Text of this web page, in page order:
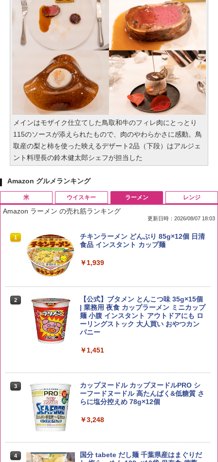
メインはモザイク仕立てした鳥取和牛のフィレ肉にとっとり
115のソースが添えられたもので、肉のやわらかさに感動。鳥
取産の梨と柿を使った映えるデザート2品（下段）はアルジェ
ント料理長の鈴木健太郎シェフが担当した
Amazon グルメランキング
米
1 by Amazon 国産ブレンド米 精米 5kg
2
野沢農産 無洗米 青い流るる コシヒカリ
5kg 長野県産 令和7年産
￥3,980
3
【在庫処分価格】ももたろう印 無洗米 5
kg 業務用 お米マイスターブレンド
￥2,680
4
by Amazon あきたこまちブレンド 無洗
米 5kg
ウイスキー
1
ブラックニッカ ニッカ Nikka ウィスキ
ー4000ml ブラックニッカクリア ウヰス
お得 4リットル
角瓶 2700ml サントリー ウイスキー ハ
イボール 大容量
3
角ハイボール 350ml×24本 サントリー ウ
イスキー ハイボール 缶
4
トリスウイスキー 4000ml サントリー 大
容量 4リットル
ラーメン
Amazon ラーメン の売れ筋ランキング
更新日時：2026/08/07 18:03
1
チキンラーメン どんぶり 85g×12個 日清
食品 インスタント カップ麺
￥1,939
2
【公式】ブタメン とんこつ味 35g×15個
| 業務用 夜食 カップラーメン ミニカップ
麺 小腹 インスタント アウトドアにも ロ
ーリングストック 大人買い おやつカン
パニー
￥1,451
3
カップヌードル カップヌードルPRO シ
ーフードヌードル 高たんぱく&低糖質 さ
らに塩分控えめ 78g×12個
￥3,248
4
国分 tabete だし麺 千葉県産はまぐりだ
レンジ